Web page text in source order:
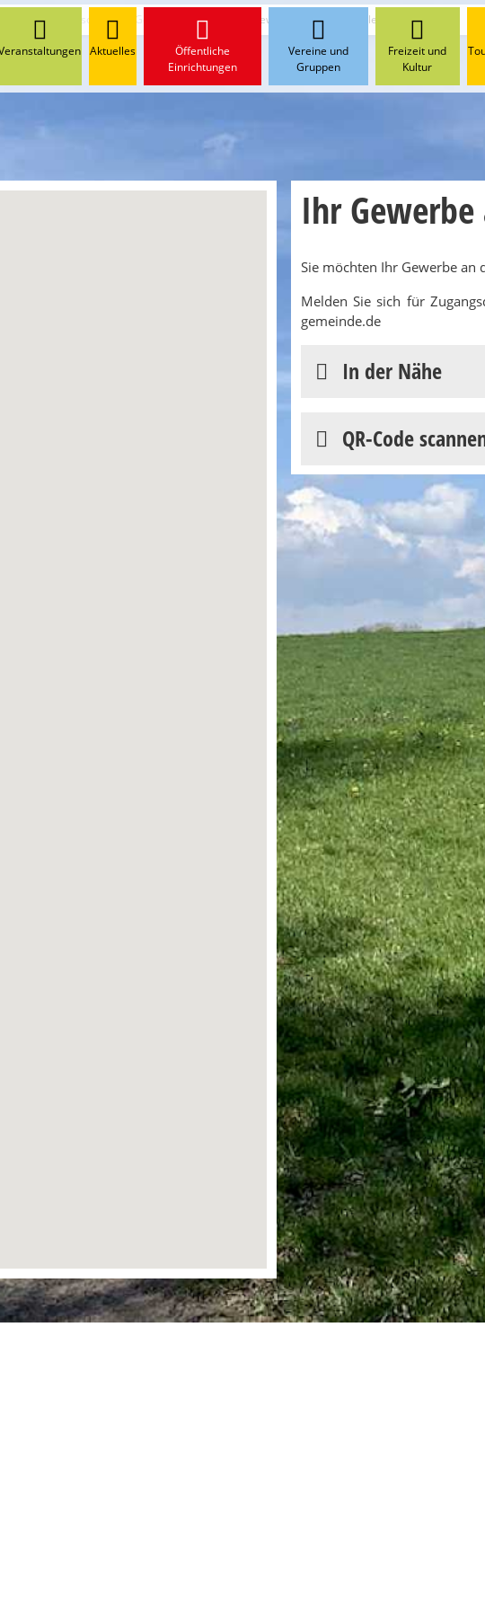
Aktuelles
Öffentliche
Einrichtungen
Vereine und
Gruppen
Freizeit und
Kultur
und Wirtschaft Gewerbegebiet Ihr Gewerbe an dieser Stelle?
Ihr
Sie möchten Ihr Gewerbe an
Melden Sie sich für
gemeinde.de
In der Nähe
QR-Code